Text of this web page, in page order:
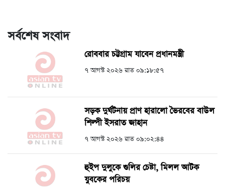
সর্বশেষ সংবাদ
রোববার চট্টগ্রাম যাবেন প্রধানমন্ত্রী
৭ আগস্ট ২০২৬ রাত ০৯:১৮:৫৭
সড়ক দুর্ঘটনায় প্রাণ হারালো ভৈরবের বাউল
শিল্পী ইসরাত জাহান
৭ আগস্ট ২০২৬ রাত ০৯:০২:৪৪
হুইপ দুলুকে গুলির চেষ্টা, ‍মিলল আটক
যুবকের পরিচয়